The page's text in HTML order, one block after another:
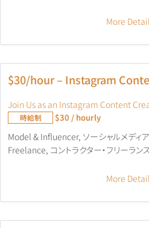
More
$30/hour – Instagram
Join Us as an Instagram Content
時給制 $30 / hourly
Model & Influencer ソーシャルメディア
Freelance コントラクター・フリーラン
More